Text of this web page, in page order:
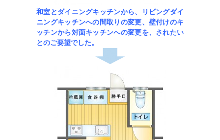
和室とダイニングキッチンから、リビングダイ
ニングキッチンへの間取りの変更、壁付けのキ
ッチンから対面キッチンへの変更を、されたい
とのご要望でした。